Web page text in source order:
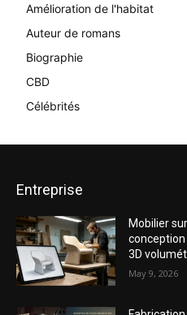
Amélioration de l'habitat
Auteur de romans
Biographie
CBD
Célébrités
Entreprise
Mobilier
conception
3D
May 9, 2026